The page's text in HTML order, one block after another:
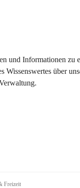
und Informationen
über
Freizeit